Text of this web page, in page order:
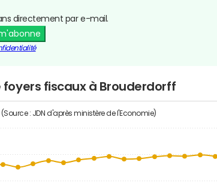
directement par e-mail.
foyers fiscaux à Brouderdorff
: JDN d'après ministère de l'Economie)